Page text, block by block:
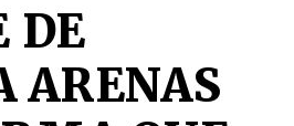
DE
ARENAS